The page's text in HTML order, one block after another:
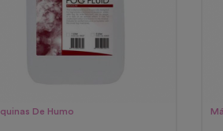
De Humo